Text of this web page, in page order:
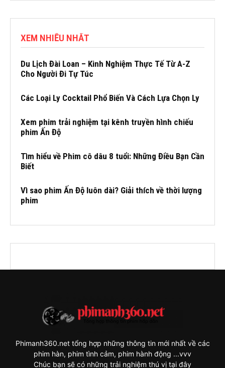
XEM NHIỀU NHẤT
Du Lịch Đài Loan – Kinh Nghiệm Thực Tế Từ A-Z
Cho Người Đi Tự Túc
Các Loại Ly Cocktail Phổ Biến Và Cách Lựa Chọn Ly
Xem phim trải nghiệm tại kênh truyền hình chiếu
phim Ấn Độ
Tìm hiểu về Phim cô dâu 8 tuổi: Những Điều Bạn Cần
Biết
Vì sao phim Ấn Độ luôn dài? Giải thích về thời lượng
phim
Phimanh360.net tổng hợp những thông tin mới nhất về các
phim hàn, phim tình cảm, phim hành động ...vvv
Chúc bạn sẽ có những trải nghiệm thú vị tại đây